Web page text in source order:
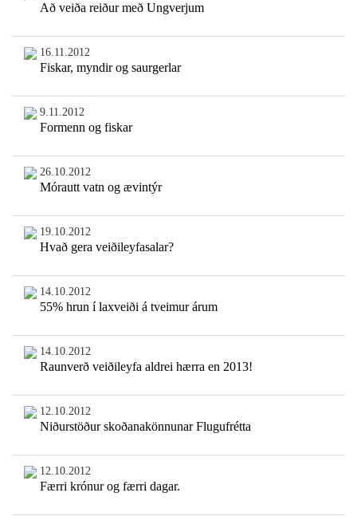
Að veiða reiður með Ungverjum
16.11.2012
Fiskar, myndir og saurgerlar
9.11.2012
Formenn og fiskar
26.10.2012
Mórautt vatn og ævintýr
19.10.2012
Hvað gera veiðileyfasalar?
14.10.2012
55% hrun í laxveiði á tveimur árum
14.10.2012
Raunverð veiðileyfa aldrei hærra en 2013!
12.10.2012
Niðurstöður skoðanakönnunar Flugufrétta
12.10.2012
Færri krónur og færri dagar.